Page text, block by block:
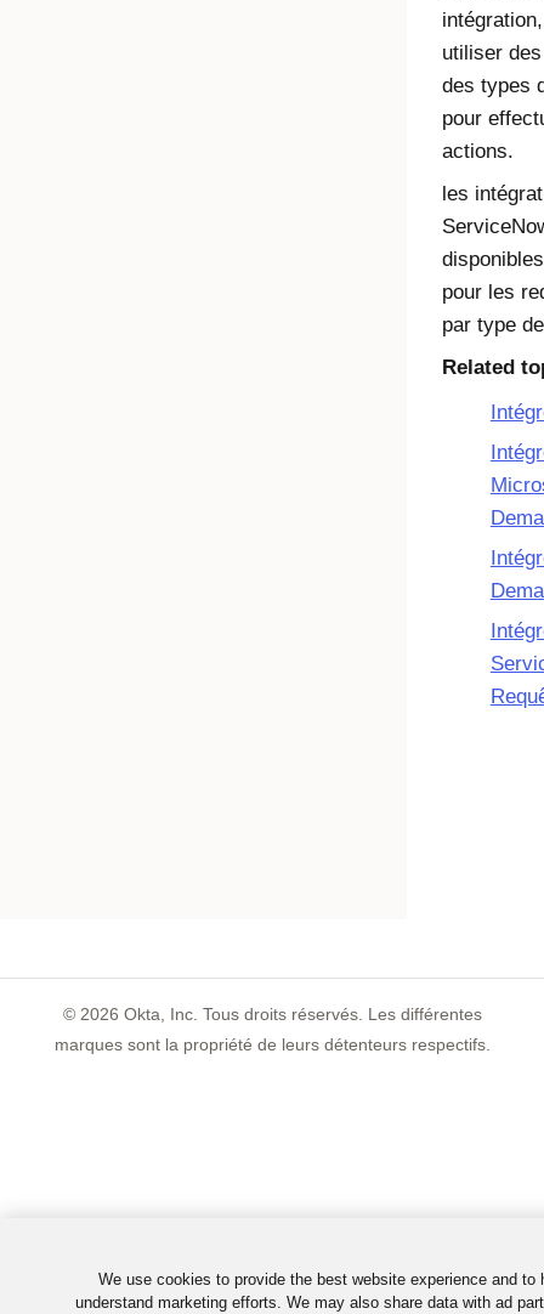
utiliser
des types
pour
actions.
les
pour les
par type
Related
© 2026 Okta, Inc. Tous droits réservés. Les différentes
marques sont la propriété de leurs détenteurs respectifs.
We use cookies to provide the best website experience and to
understand marketing efforts. We may also share data with ad